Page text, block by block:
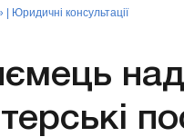
Юридичні консультації